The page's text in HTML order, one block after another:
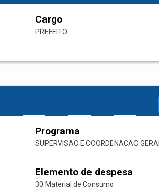
Cargo
PREFEITO
Programa
SUPERVISAO E COORDENACAO GERAL
Elemento de despesa
30:Material de Consumo